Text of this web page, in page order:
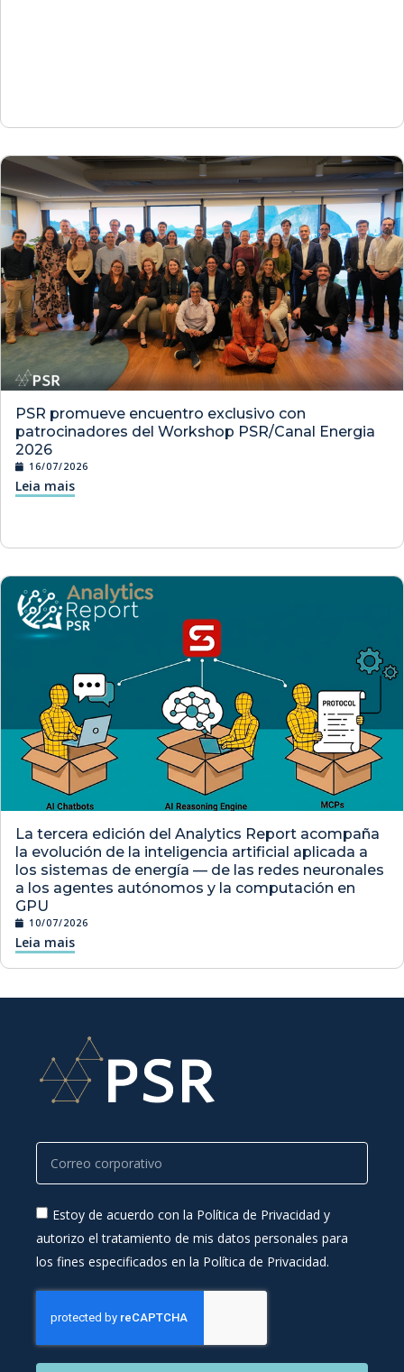
PSR promueve encuentro exclusivo con
patrocinadores del Workshop PSR/Canal Energia
2026
16/07/2026
Leia mais
La tercera edición del Analytics Report acompaña
la evolución de la inteligencia artificial aplicada a
los sistemas de energía — de las redes neuronales
a los agentes autónomos y la computación en
GPU
10/07/2026
Leia mais
Estoy de acuerdo con la Política de Privacidad y
autorizo el tratamiento de mis datos personales para
los fines especificados en la Política de Privacidad.